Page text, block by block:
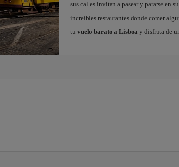
sus calles invitan a pasear y pararse en
increíbles restaurantes donde comer
tu vuelo barato a Lisboa y disfruta de